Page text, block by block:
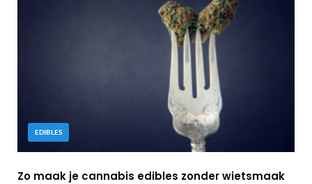
EDIBLES
Zo maak je cannabis edibles zonder wietsmaak